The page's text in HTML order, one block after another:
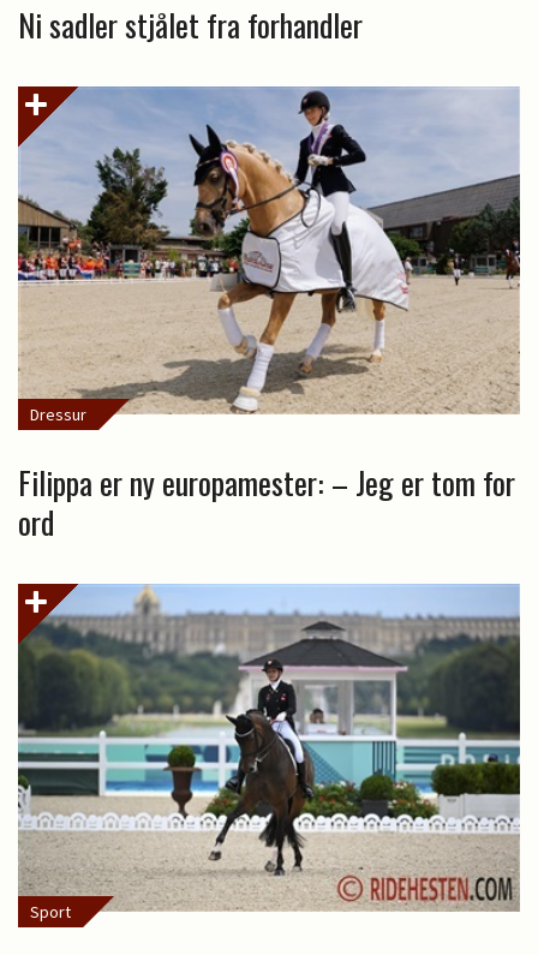
Ni sadler stjålet fra forhandler
Dressur
Filippa er ny europamester: – Jeg er tom for
ord
Sport